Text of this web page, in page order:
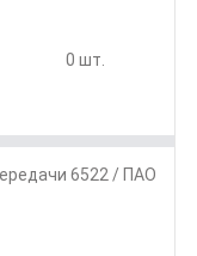
0 шт.
6522 / ПАО